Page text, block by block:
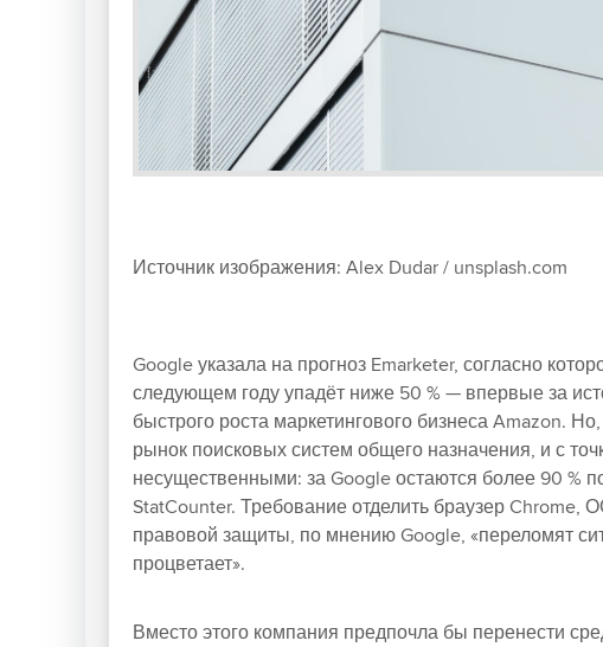
Источник изображения: Alex Dudar / unsplash.com
Google указала на прогноз Emarketer, согласно
следующем году упадёт ниже 50 % — впервые за
быстрого роста маркетингового бизнеса Amazon.
рынок поисковых систем общего назначения, и с
несущественными: за Google остаются более 90 %
StatCounter. Требование отделить браузер Chrome,
правовой защиты, по мнению Google, «переломят
процветает».
Вместо этого компания предпочла бы перенести